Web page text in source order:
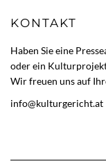
KONTAKT
Haben Sie eine
oder ein
Wir freuen uns auf
info@kulturgericht.at